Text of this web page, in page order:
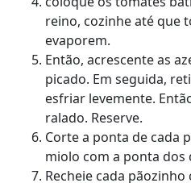
reino, cozinhe até que
evaporem.
Então, acrescente as
picado. Em seguida,
esfriar levemente.
ralado. Reserve.
Corte a ponta de cada
miolo com a ponta dos
Recheie cada